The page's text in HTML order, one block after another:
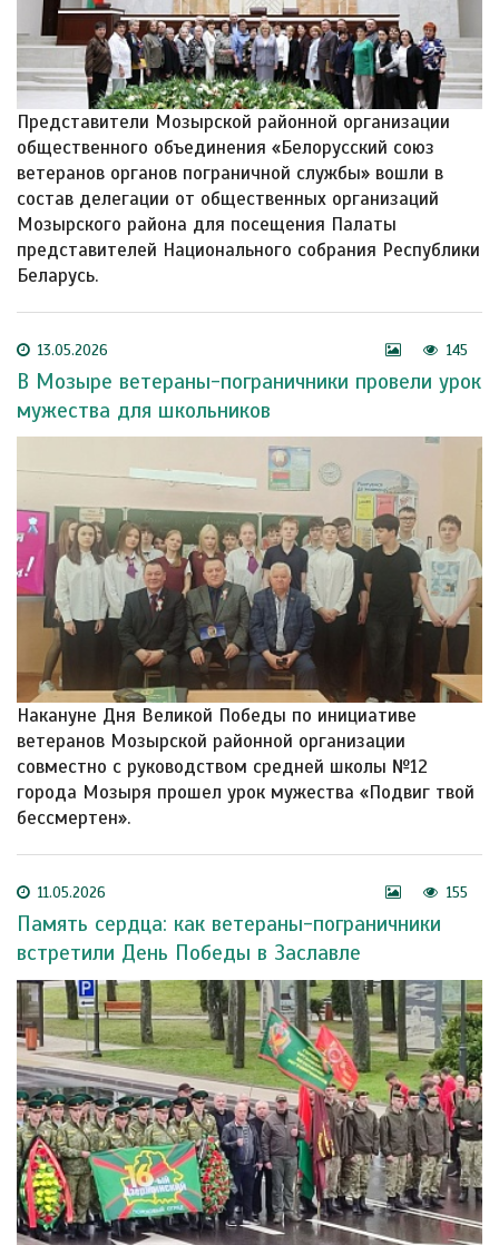
Представители Мозырской районной организации
общественного объединения «Белорусский союз
ветеранов органов пограничной службы» вошли в
состав делегации от общественных организаций
Мозырского района для посещения Палаты
представителей Национального собрания Республики
Беларусь.
13.05.2026 145
В Мозыре ветераны-пограничники провели урок
мужества для школьников
Накануне Дня Великой Победы по инициативе
ветеранов Мозырской районной организации
совместно с руководством средней школы №12
города Мозыря прошел урок мужества «Подвиг твой
бессмертен».
11.05.2026 155
Память сердца: как ветераны-пограничники
встретили День Победы в Заславле